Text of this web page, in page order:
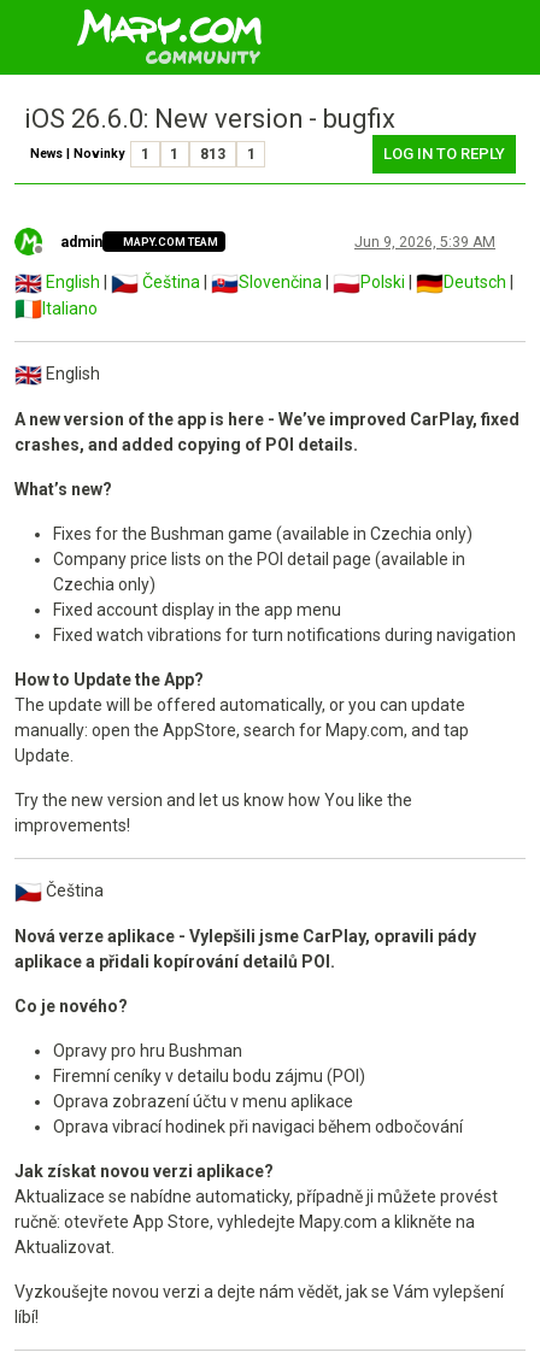
iOS 26.6.0: New version - bugfix
News | Novinky 1 1 813 1 LOG IN TO REPLY
Offline
admin MAPY.COM TEAM Jun 9, 2026, 5:39 AM
English Čeština Slovenčina Polski Deutsch
Italiano
English
A new version of the app is here - We’ve improved CarPlay, fixed
crashes, and added copying of POI details.
What’s new?
Fixes for the Bushman game (available in Czechia only)
Company price lists on the POI detail page (available in
Czechia only)
Fixed account display in the app menu
Fixed watch vibrations for turn notifications during navigation
How to Update the App?
The update will be offered automatically, or you can update
manually: open the AppStore, search for Mapy.com, and tap
Update.
Try the new version and let us know how You like the
improvements!
Čeština
Nová verze aplikace - Vylepšili jsme CarPlay, opravili pády
aplikace a přidali kopírování detailů POI.
Co je nového?
Opravy pro hru Bushman
Firemní ceníky v detailu bodu zájmu (POI)
Oprava zobrazení účtu v menu aplikace
Oprava vibrací hodinek při navigaci během odbočování
Jak získat novou verzi aplikace?
Aktualizace se nabídne automaticky, případně ji můžete provést
ručně: otevřete App Store, vyhledejte Mapy.com a klikněte na
Aktualizovat.
Vyzkoušejte novou verzi a dejte nám vědět, jak se Vám vylepšení
líbí!